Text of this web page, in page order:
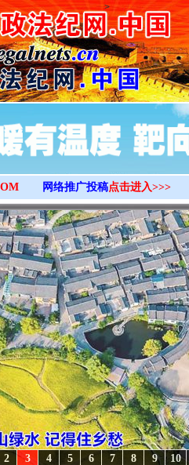
>
网络推广投稿点击进入>>>
10
9
8
7
6
5
4
3
2